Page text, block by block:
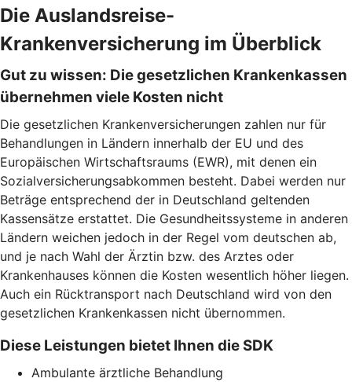
Die Auslandsreise-
Krankenversicherung im Überblick
Gut zu wissen: Die gesetzlichen Krankenkassen
übernehmen viele Kosten nicht
Die gesetzlichen Krankenversicherungen zahlen nur für
Behandlungen in Ländern innerhalb der EU und des
Europäischen Wirtschaftsraums (EWR), mit denen ein
Sozialversicherungsabkommen besteht. Dabei werden nur
Beträge entsprechend der in Deutschland geltenden
Kassensätze erstattet. Die Gesundheitssysteme in anderen
Ländern weichen jedoch in der Regel vom deutschen ab,
und je nach Wahl der Ärztin bzw. des Arztes oder
Krankenhauses können die Kosten wesentlich höher liegen.
Auch ein Rücktransport nach Deutschland wird von den
gesetzlichen Krankenkassen nicht übernommen.
Diese Leistungen bietet Ihnen die SDK
Ambulante ärztliche Behandlung